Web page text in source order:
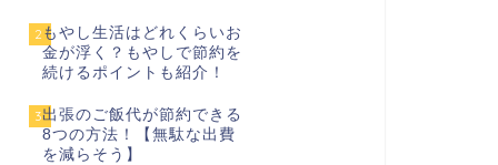
2もやし生活はどれくらいお
金が浮く？もやしで節約を
続けるポイントも紹介！
3出張のご飯代が節約できる
8つの方法！【無駄な出費
を減らそう】